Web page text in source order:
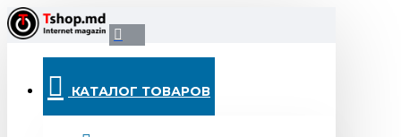
КАТАЛОГ ТОВАРОВ